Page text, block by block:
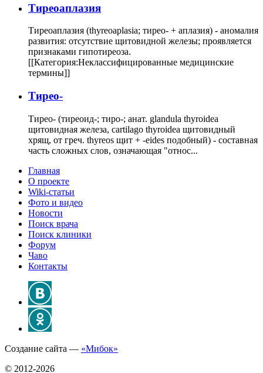
Тиреоаплазия
Тиреоаплазия (thyreoaplasia; тирео- + аплазия) - аномалия
развития: отсутствие щитовидной железы; проявляется
признаками гипотиреоза.
[[Категория:Неклассифицированные медицинские
термины]]
Тирео-
Тирео- (тиреоид-; тиро-; анат. glandula thyroidea
щитовидная железа, cartilago thyroidea щитовидный
хрящ, от греч. thyreos щит + -eides подобный) - составная
часть сложных слов, означающая "относ...
Главная
О проекте
Wiki-статьи
Фото и видео
Новости
Поиск врача
Поиск клиники
Форум
Чаво
Контакты
Создание сайта — «Мибок»
© 2012-2026